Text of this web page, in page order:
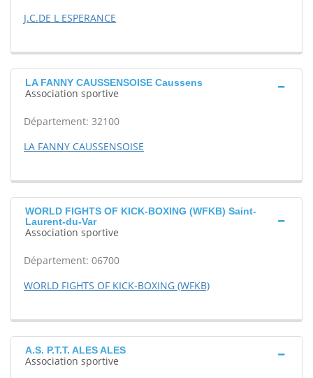
J.C.DE L ESPERANCE
LA FANNY CAUSSENSOISE Caussens
Association sportive
Département: 32100
LA FANNY CAUSSENSOISE
WORLD FIGHTS OF KICK-BOXING (WFKB) Saint-
Laurent-du-Var
Association sportive
Département: 06700
WORLD FIGHTS OF KICK-BOXING (WFKB)
A.S. P.T.T. ALES ALES
Association sportive